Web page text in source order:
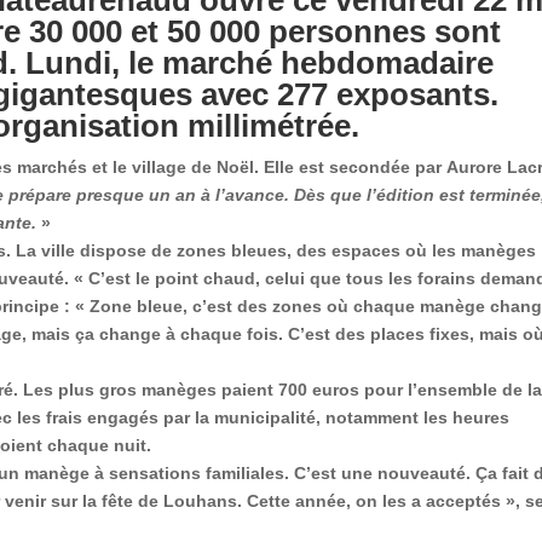
30 000 et 50 000 personnes sont
Lundi, le marché hebdomadaire
avec 277 exposants.
millimétrée.
marchés et le village de Noël. Elle est secondée par Aurore
presque un an à l’avance. Dès que l’édition est
»
La ville dispose de zones bleues, des espaces où les manèges
« C’est le point chaud, celui que tous les forains
: «Zone bleue, c’est des zones où chaque manège
mais ça change à chaque fois. C’est des places fixes, mais
. Les plus gros manèges paient700 euros pour l’ensemble de la
les frais engagés par la municipalité, notamment les heures
chaque nuit.
manège à sensations familiales. C’est une nouveauté. Ça fait
sur la fête de Louhans. Cette année, on les a acceptés »,